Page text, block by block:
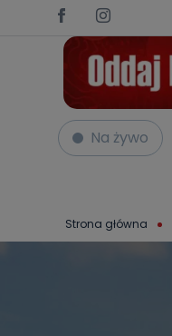
Na żywo
Strona główna